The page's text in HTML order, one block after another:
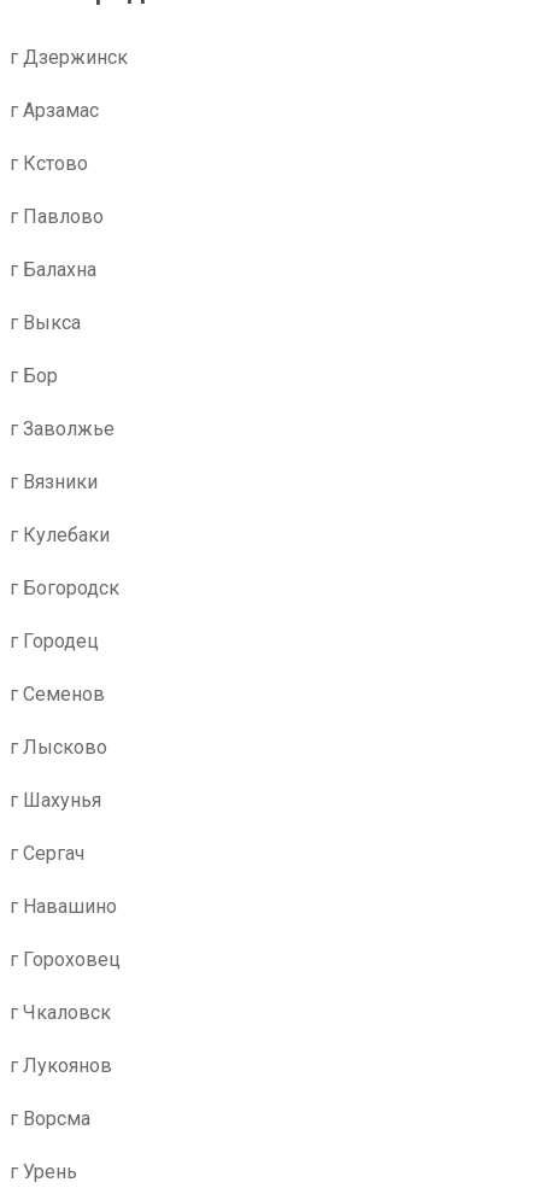
г Дзержинск
г Арзамас
г Кстово
г Павлово
г Балахна
г Выкса
г Бор
г Заволжье
г Вязники
г Кулебаки
г Богородск
г Городец
г Семенов
г Лысково
г Шахунья
г Сергач
г Навашино
г Гороховец
г Чкаловск
г Лукоянов
г Ворсма
г Урень